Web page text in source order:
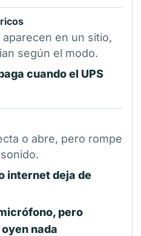
en un sitio,
según el modo.
cuando el UPS
o abre, pero rompe
internet deja de
pero
nada